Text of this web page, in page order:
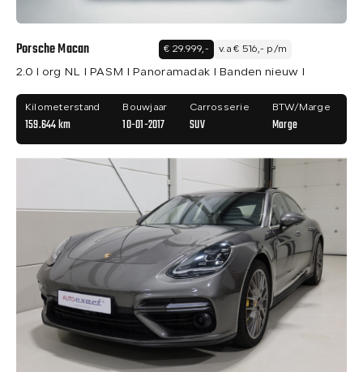
Porsche Macan € 29.999,- v.a € 516,- p/m
2.0 I org NL I PASM I Panoramadak I Banden nieuw I
Kilometerstand
159.644 km
Bouwjaar
10-01-2017
Carrosserie
SUV
BTW/Marge
Marge